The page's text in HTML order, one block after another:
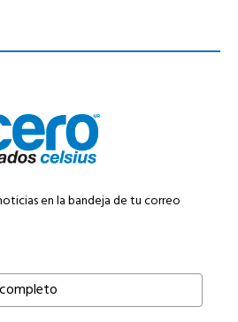
en la bandeja de tu correo